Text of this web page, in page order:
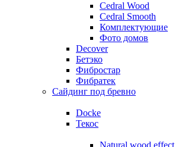
Cedral Wood
Cedral Smooth
Комплектующие
Фото домов
Decover
Бетэко
Фибростар
Фибратек
Сайдинг под бревно
Docke
Текос
Natural wood effect